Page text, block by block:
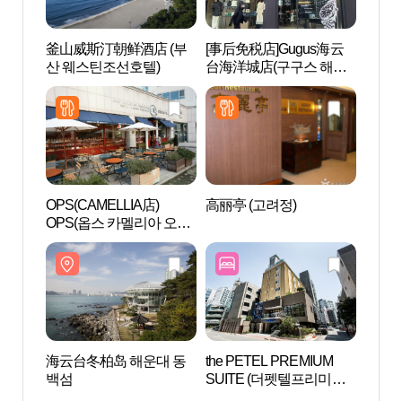
釜山威斯汀朝鲜酒店 (부
산 웨스틴조선호텔)
[事后免税店]Gugus海云
台海洋城店(구구스 해운
대마린점)
OPS(CAMELLIA店)
OPS(옵스 카멜리아 오뜨
점)
高丽亭 (고려정)
海云台冬柏岛 해운대 동
백섬
the PETEL PREMIUM
SUITE (더펫텔프리미엄